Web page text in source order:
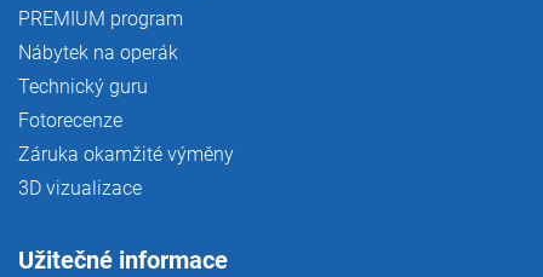
PREMIUM program
Nábytek na operák
Technický guru
Fotorecenze
Záruka okamžité výměny
3D vizualizace
Užitečné informace